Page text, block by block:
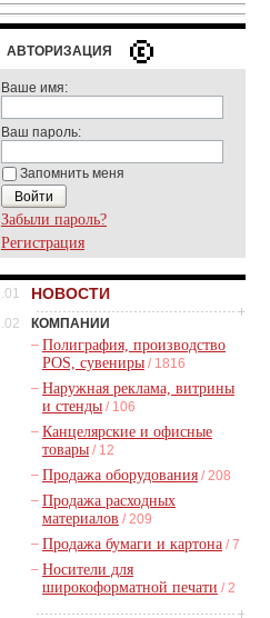
АВТОРИЗАЦИЯ
Ваше имя:
Ваш пароль:
Запомнить меня
Забыли пароль?
Регистрация
.01 НОВОСТИ
.02
КОМПАНИИ
– Полиграфия, производство
POS, сувениры / 1816
– Наружная реклама, витрины
и стенды / 106
– Канцелярские и офисные
товары / 12
– Продажа оборудования / 208
– Продажа расходных
материалов / 209
– Продажа бумаги и картона / 7
– Носители для
широкоформатной печати / 2